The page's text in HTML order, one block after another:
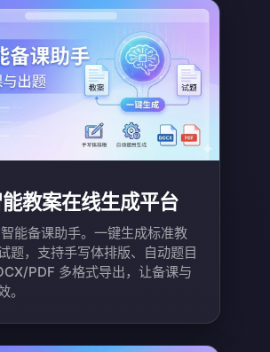
教案在线生成平台
能备课助手。一键生成标准教
题，支持手写体排版、自动题目
PDF 多格式导出，让备课与
。